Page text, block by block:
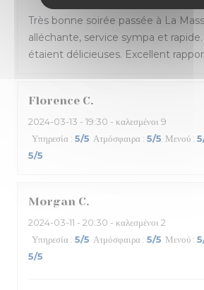
Très bonne soirée passée à La
alléchante, service sympa et
étaient délicieuses. Excellent
Florence C
2024-03-13 - 19:30 - καλεσμένοι 9
Υπηρεσία : 5/5 Ατμόσφαιρα : 5/5 Μενού : 5
5/5
Morgan C
2024-03-11 - 20:30 - καλεσμένοι 2
Υπηρεσία : 5/5 Ατμόσφαιρα : 5/5 Μενού : 5
5/5